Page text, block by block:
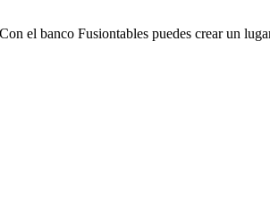
el banco Fusiontables puedes crear un